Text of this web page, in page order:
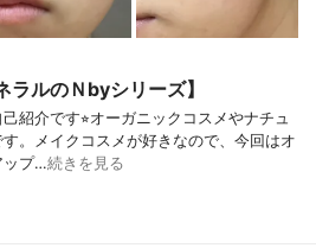
ラルのＮbyシリーズ】
紹介です⭐︎オーガニックコスメやナチュ
。メイクコスメが好きなので、今回はオ
ップ…続きを見る